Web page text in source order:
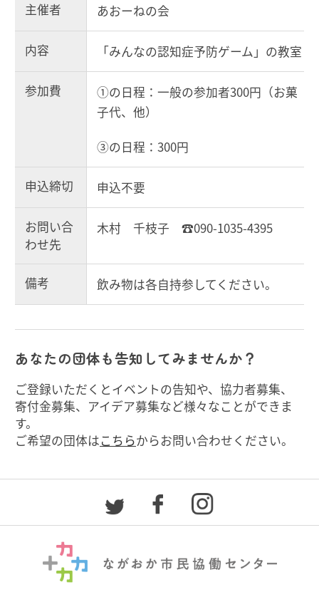
主催者 あおーねの会
内容 「みんなの認知症予防ゲーム」の教室
参加費
①の日程：一般の参加者300円（お菓
子代、他）
③の日程：300円
申込締切 申込不要
お問い合
わせ先
木村 千枝子 ☎090-1035-4395
備考 飲み物は各自持参してください。
あなたの団体も告知してみませんか？
ご登録いただくとイベントの告知や、協力者募集、
寄付金募集、アイデア募集など様々なことができま
す。
ご希望の団体はこちらからお問い合わせください。